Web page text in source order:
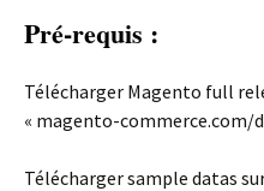
Pré-requis :
Télécharger Magento full
« magento-commerce.com/
Télécharger sample datas